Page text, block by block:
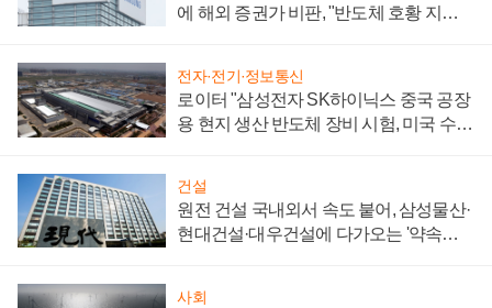
에 해외 증권가 비판, "반도체 호황 지속
전자·전기·정보통신
로이터 "삼성전자 SK하이닉스 중국 공장
용 현지 생산 반도체 장비 시험, 미국 수출
건설
원전 건설 국내외서 속도 붙어, 삼성물산·
현대건설·대우건설에 다가오는 '약속의
사회